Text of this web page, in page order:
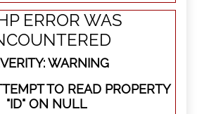
ERROR WAS
WARNING
TO READ PROPERTY
"ID" ON NULL